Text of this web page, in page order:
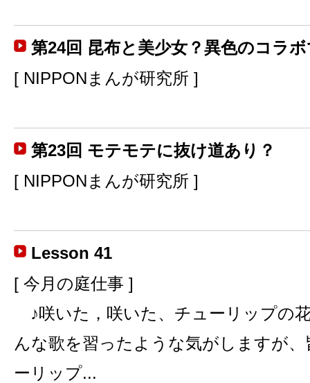
第24回 昆布と美少女？異色のコラ
[ NIPPONまんが研究所 ]
第23回 モテモテに抜け道あり？
[ NIPPONまんが研究所 ]
Lesson 41
[ 今月の庭仕事 ]
♪咲いた，咲いた、チューリップの
んな歌を習ったような気がしますが
ーリップ...